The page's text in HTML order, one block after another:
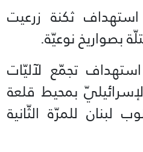
18- السّاعة 14:00 استهداف ثكنة زرعيت
بصواريخ نوعيّة.
19- الساعة 14:15 استهداف تجمّع لآليّات
بمحيط قلعة
لبنان للمرّة الثّانية